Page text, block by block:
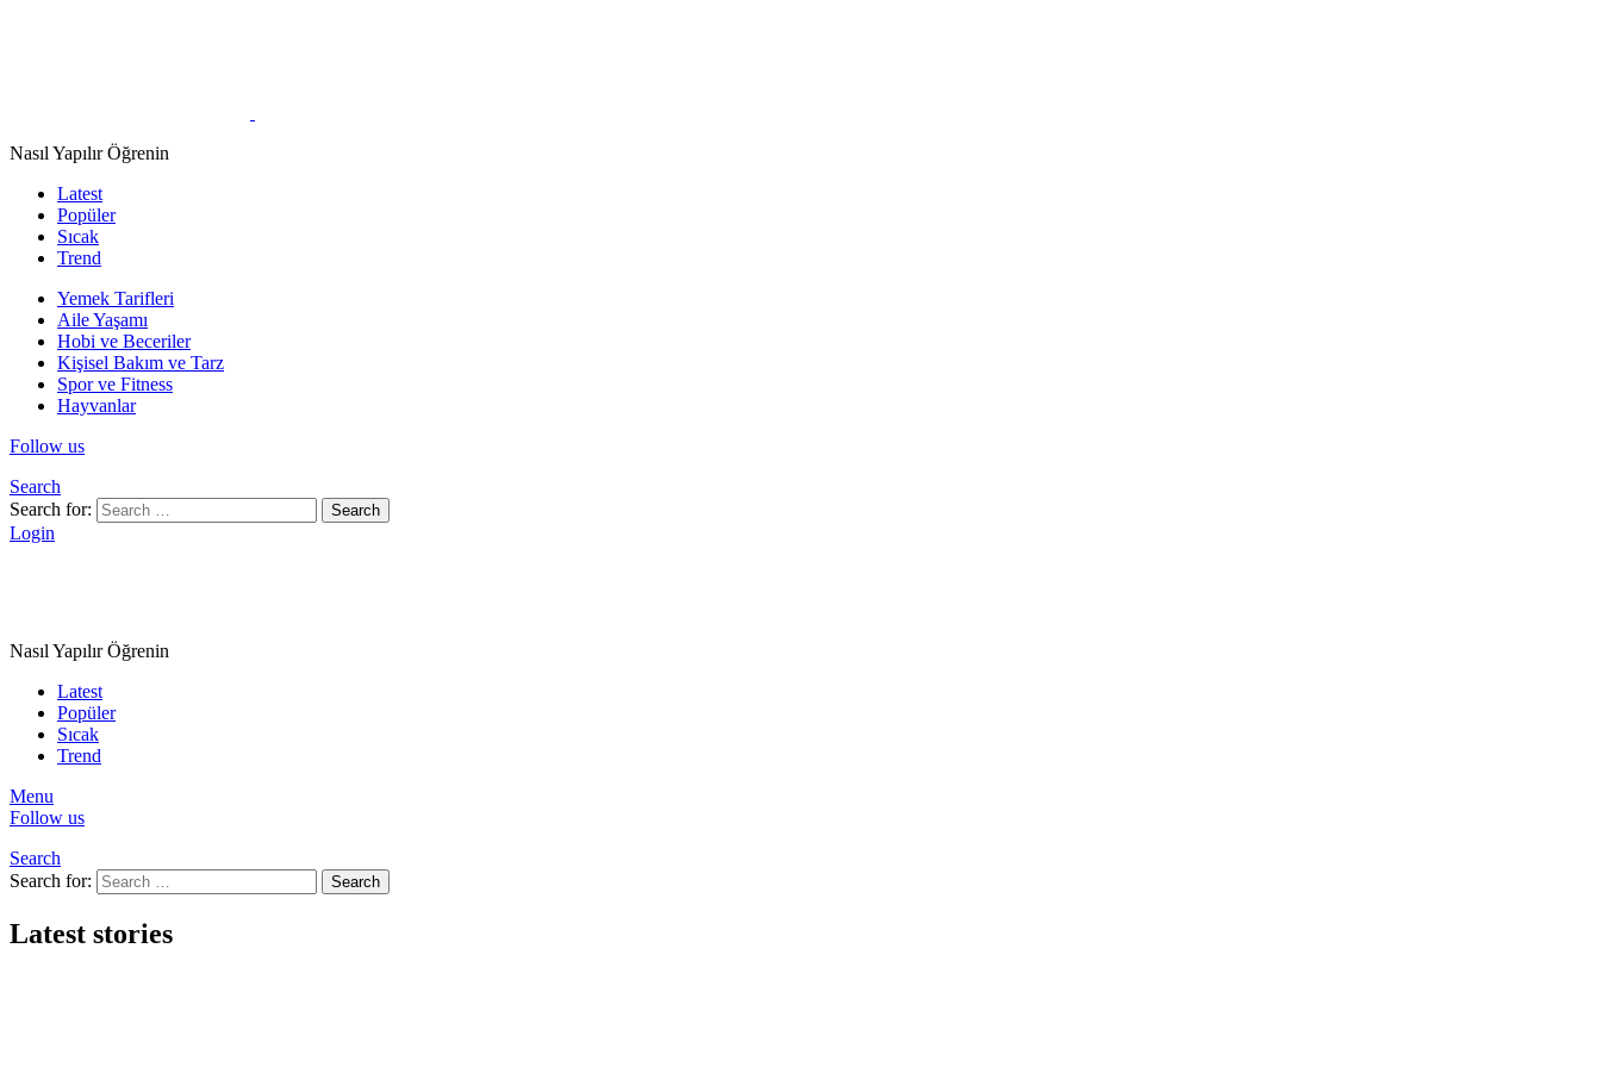
Nasıl Yapılır Öğrenin
Latest
Popüler
Sıcak
Trend
Yemek Tarifleri
Aile Yaşamı
Hobi ve Beceriler
Kişisel Bakım ve Tarz
Spor ve Fitness
Hayvanlar
Follow us
Search
Search for:
Search
Login
Nasıl Yapılır Öğrenin
Latest
Popüler
Sıcak
Trend
Menu
Follow us
Search
Search for:
Search
Latest stories